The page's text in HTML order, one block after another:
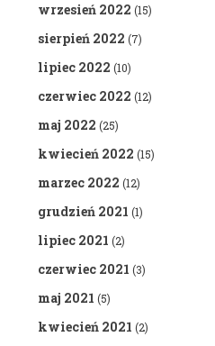
wrzesień 2022 (15)
sierpień 2022 (7)
lipiec 2022 (10)
czerwiec 2022 (12)
maj 2022 (25)
kwiecień 2022 (15)
marzec 2022 (12)
grudzień 2021 (1)
lipiec 2021 (2)
czerwiec 2021 (3)
maj 2021 (5)
kwiecień 2021 (2)